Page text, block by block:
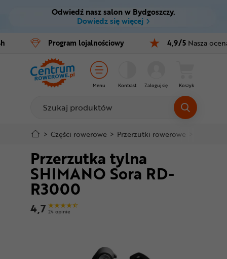
Ctrl M
Menu główne
Informacje o produkcie
Do koszyka
Szczegółowe informacje
Stopka
Mapa strony
Odwiedź nasz salon w Bydgoszczy.
Dowiedz się więcej
Program lojalnościowy 4,9/5 Nasza
Menu Kontrast Zaloguj się Koszyk
Rowery
E-bike
Części
Akcesoria
Odzież
Kaski
Buty
Warsztat
> Części rowerowe > Przerzutki rowerowe
Przerzutka tylna
SHIMANO Sora RD-
R3000
4,7 24 opinie